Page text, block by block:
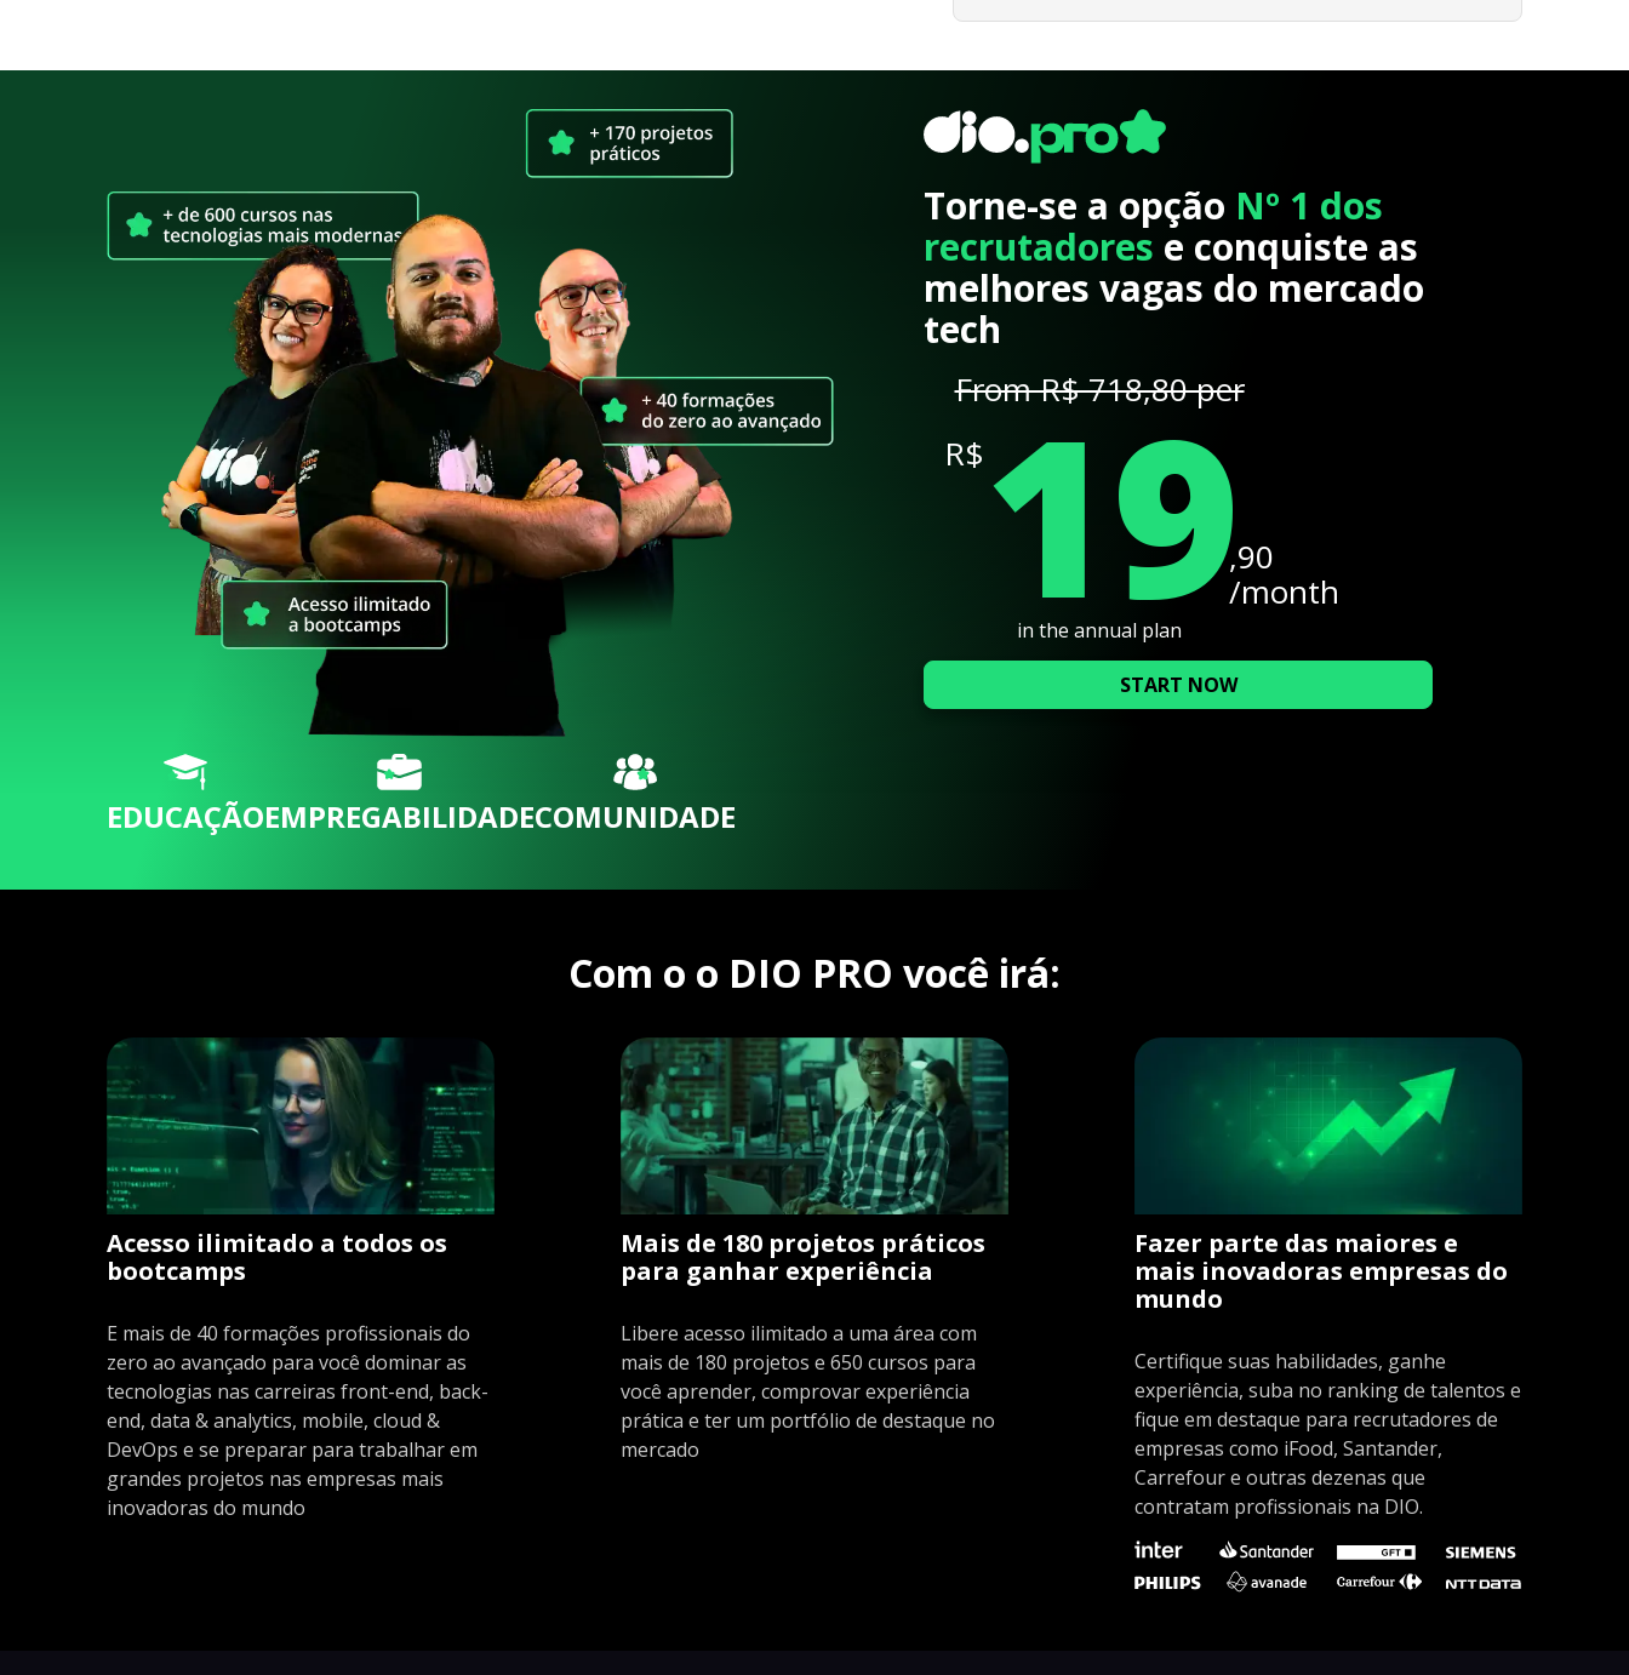
EDUCAÇÃOEMPREGABILIDADECOMUNIDADE
Torne-se a opção Nº 1 dos
recrutadores e conquiste as
melhores vagas do mercado
tech
From R$ 718,80 per
R$ 19,90
/month
in the annual plan
START NOW
Com o o DIO PRO você irá:
Acesso ilimitado a todos os
bootcamps
E mais de 40 formações profissionais do
zero ao avançado para você dominar as
tecnologias nas carreiras front-end, back-
end, data & analytics, mobile, cloud &
DevOps e se preparar para trabalhar em
grandes projetos nas empresas mais
inovadoras do mundo
Mais de 180 projetos práticos
para ganhar experiência
Libere acesso ilimitado a uma área com
mais de 180 projetos e 650 cursos para
você aprender, comprovar experiência
prática e ter um portfólio de destaque no
mercado
Fazer parte das maiores e
mais inovadoras empresas do
mundo
Certifique suas habilidades, ganhe
experiência, suba no ranking de talentos e
fique em destaque para recrutadores de
empresas como iFood, Santander,
Carrefour e outras dezenas que
contratam profissionais na DIO.